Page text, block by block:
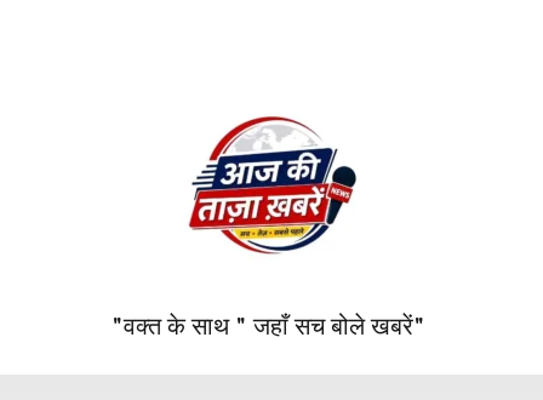
"वक्त के साथ " जहाँ सच बोले खबरें"